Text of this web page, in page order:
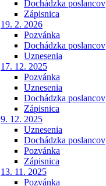
Dochádzka poslancov
Zápisnica
19. 2. 2026
Pozvánka
Dochádzka poslancov
Uznesenia
17. 12. 2025
Pozvánka
Uznesenia
Dochádzka poslancov
Zápisnica
9. 12. 2025
Uznesenia
Dochádzka poslancov
Pozvánka
Zápisnica
13. 11. 2025
Pozvánka